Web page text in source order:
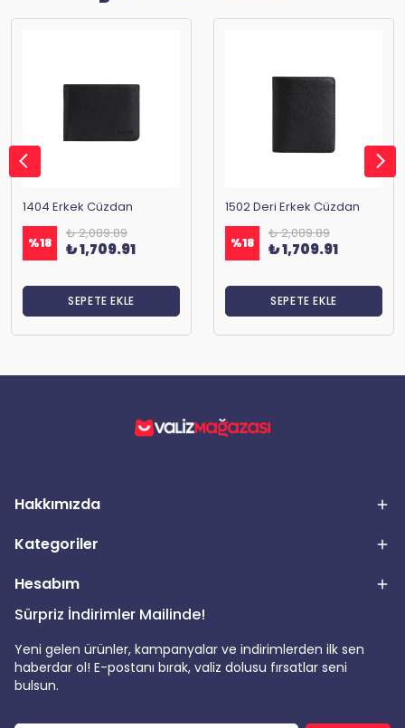
1404 Erkek Cüzdan
%18
₺ 2,089.89
₺ 1,709.91
SEPETE EKLE
1502 Deri Erkek Cüzdan
%18
₺ 2,089.89
₺ 1,709.91
SEPETE EKLE
Hakkımızda
Kategoriler
Hesabım
Sürpriz İndirimler Mailinde!
Yeni gelen ürünler, kampanyalar ve indirimlerden ilk sen
haberdar ol! E-postanı bırak, valiz dolusu fırsatlar seni
bulsun.